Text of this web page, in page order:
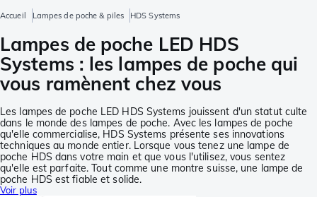
Accueil Lampes de poche & piles HDS Systems
Lampes de poche LED HDS
Systems : les lampes de poche qui
vous ramènent chez vous
Les lampes de poche LED HDS Systems jouissent d'un statut culte
dans le monde des lampes de poche. Avec les lampes de poche
qu'elle commercialise, HDS Systems présente ses innovations
techniques au monde entier. Lorsque vous tenez une lampe de
poche HDS dans votre main et que vous l'utilisez, vous sentez
qu'elle est parfaite. Tout comme une montre suisse, une lampe de
poche HDS est fiable et solide.
Voir plus